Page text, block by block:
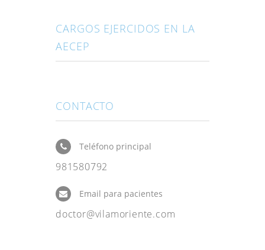
CARGOS EJERCIDOS EN LA
AECEP
CONTACTO
Teléfono principal
981580792
Email para pacientes
doctor@vilamoriente.com